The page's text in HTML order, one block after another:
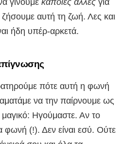
αυτή τη ζωή. Λες και
ήδη υπέρ-αρκετά.
πότε αυτή η φωνή
να την παίρνουμε ως
μαγικό: Ηγούμαστε. Αν το
φωνή (!). Δεν είναι εσύ. Ούτε